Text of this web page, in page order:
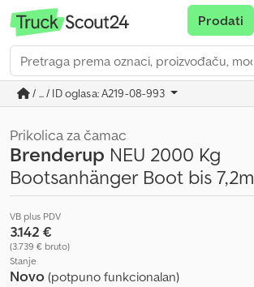
Prodati
/ ... / ID oglasa: A219-08-993
Prikolica za čamac
Brenderup NEU 2000 Kg
Bootsanhänger Boot bis 7,2m
VB plus PDV
3.142 €
(3.739 € bruto)
Stanje
Novo (potpuno funkcionalan)